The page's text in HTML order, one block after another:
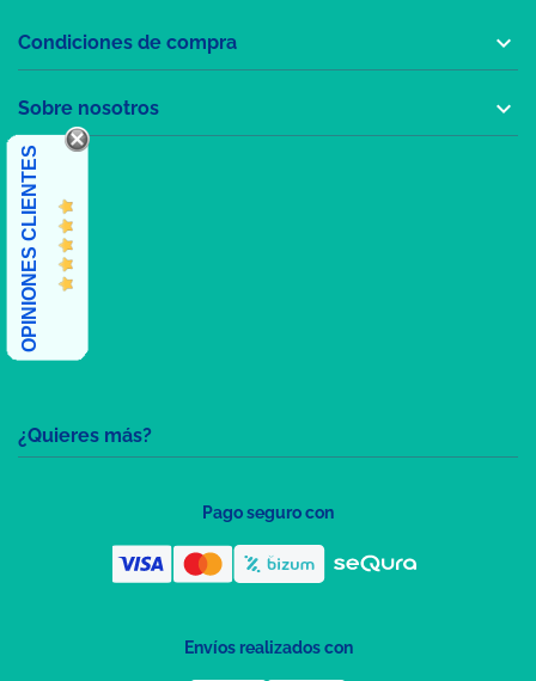
¿Quieres más?
Condiciones de compra 
Sobre nosotros 
OPINIONES CLIENTES
Pago seguro con
Envíos realizados con